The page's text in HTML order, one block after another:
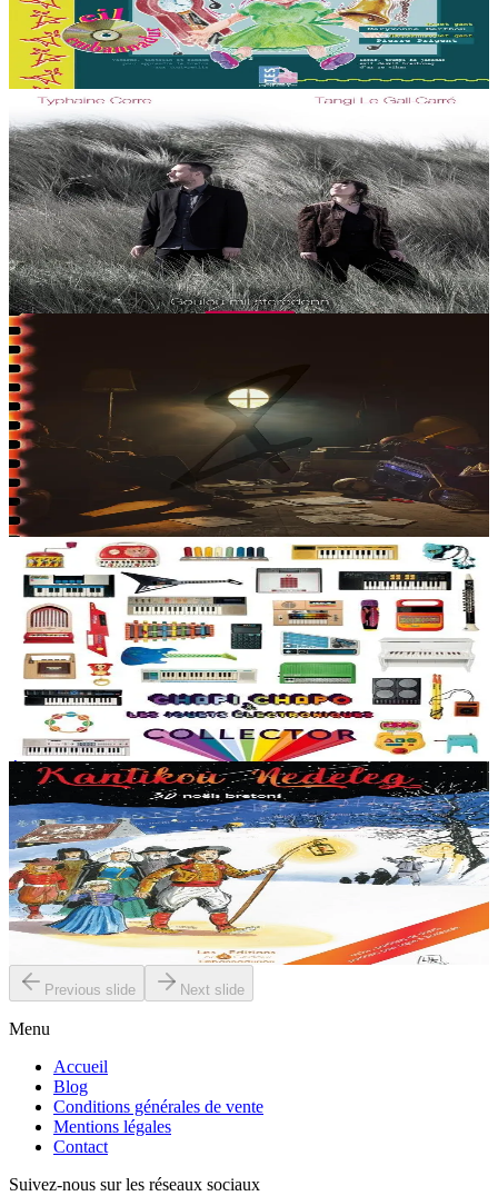
Un CD sur les bruits de la vie quotidienne pour la pratique orale du
breton.
En stock
5 ans et plus
Épuisé
Paker prod
Gouloù mil steredenn
Après le succès viral de la chanson An hini karetañ, la chanteuse
Typhaine Corre et l’accordéoniste Tangi Le Gall-Carré présentent
leur premier album,...
En réapprovisionnement15,00 €
5 ans et plus
Épuisé
Paker prod
D’an Neb A Glevo
Après plusieurs singles et EP auto-produits, Plouz&Foen prépare
son premier album, D’an Neb A Glevo (« À bon entendeur »).
Mêlant rap breton, électro et...
En réapprovisionnement15,00 €
3 ans et plus
Épuisé
Music From The Masses
Collector - Vinyle
De brocantes en vide-greniers, le musicien finistérien amasse par
centaines des jouets musicaux anciens du monde entier. Son
quatrième album s'articule autour des jouets électroniques....
Épuisé
Épuisé
Ar Gedour
30 noëls bretons
Il n'existait pas à ce jour de recueil de partitions dédié au répertoire
de Noëls bretons. Ar Gedour continue son travail de transmission en
publiant cet ouvrage....
Previous slide Next slide
Menu
Accueil
Blog
Conditions générales de vente
Mentions légales
Contact
Suivez-nous sur les réseaux sociaux